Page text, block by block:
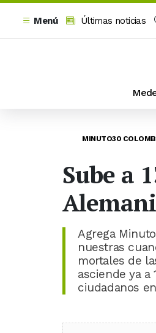
Menú
Últimas noticias
MINUTO30
Sube a
Agrega
nuestras
mortales de
asciende ya
ciudadanos